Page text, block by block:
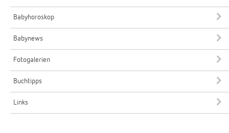
Babyhoroskop
Babynews
Fotogalerien
Buchtipps
Links